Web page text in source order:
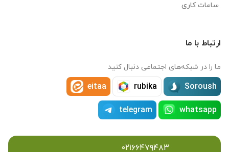
ساعات کاری
ارتباط با ما
ما را در شبکه‌های اجتماعی دنبال کنید
Soroush
rubika
eitaa
whatsapp
telegram
۰۲۱۶۶۴۷۹۴۸۳